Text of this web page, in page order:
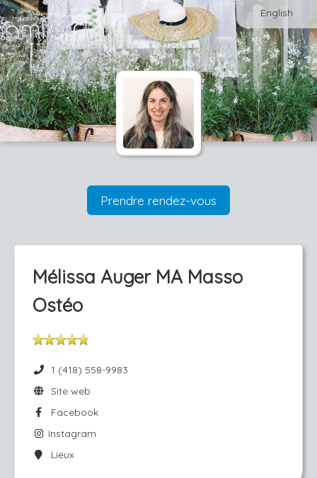
English
Prendre rendez-vous
Mélissa Auger MA Masso
Ostéo
1 (418) 558-9983
Site web
Facebook
Instagram
Lieux